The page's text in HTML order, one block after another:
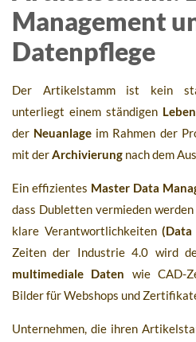
Management
Datenpflege
Der Artikelstamm ist kein
unterliegt einem ständigen
der Neuanlage im Rahmen der
mit derArchivierung nach dem
Ein effizientes Master Data
dass Dubletten vermieden
klare Verantwortlichkeiten(Data
Zeiten der Industrie 4.0 wird
multimediale Daten wie CAD-
Bilder für Webshops und
Unternehmen, die ihren